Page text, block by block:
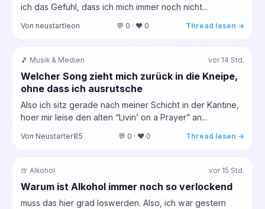
ich das Gefühl, dass ich mich immer noch nicht...
Von neustartleon 💬 0 · ❤️ 0 Thread lesen →
🎵 Musik & Medien vor 14 Std.
Welcher Song zieht mich zurück in die Kneipe,
ohne dass ich ausrutsche
Also ich sitz gerade nach meiner Schicht in der Kantine,
hoer mir leise den alten “Livin’ on a Prayer” an...
Von Neustarter85 💬 0 · ❤️ 0 Thread lesen →
🍺 Alkohol vor 15 Std.
Warum ist Alkohol immer noch so verlockend
muss das hier grad loswerden. Also, ich war gestern